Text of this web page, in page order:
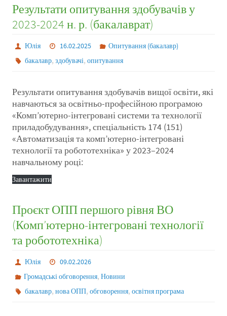
Результати опитування здобувачів у
2023-2024 н. р. (бакалаврат)
Юлія 16.02.2025
Опитування (бакалавр)
бакалавр,здобувачі,опитування
Результати опитування здобувачів вищої освіти, які
навчаються за освітньо-професійною програмою
«Комп’ютерно-інтегровані системи та технології
приладобудування», спеціальність 174 (151)
«Автоматизація та комп’ютерно-інтегровані
технології та робототехніка» у 2023–2024
навчальному році:
Завантажити
Проєкт ОПП першого рівня ВО
(Комп’ютерно-інтегровані технології
та робототехніка)
Юлія
09.02.2026
Громадські обговорення,Новини
бакалавр,нова ОПП,обговорення,освітня програма